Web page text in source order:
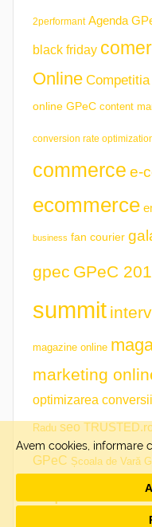
2performant Agenda
black friday
Online
online GPeC content
conversion rate
commerce e-
ecommerce
business fan courier
gpec GPeC
summit
magazine online
marketing
optimizarea
Radu seo
GPeC Școala de Vară